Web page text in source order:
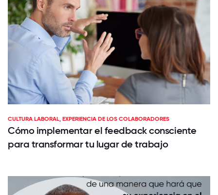
CULTURA LABORAL,EXPERIENCIA DE LOS COLABORADORES
Cómo implementar el feedback consciente
para transformar tu lugar de trabajo